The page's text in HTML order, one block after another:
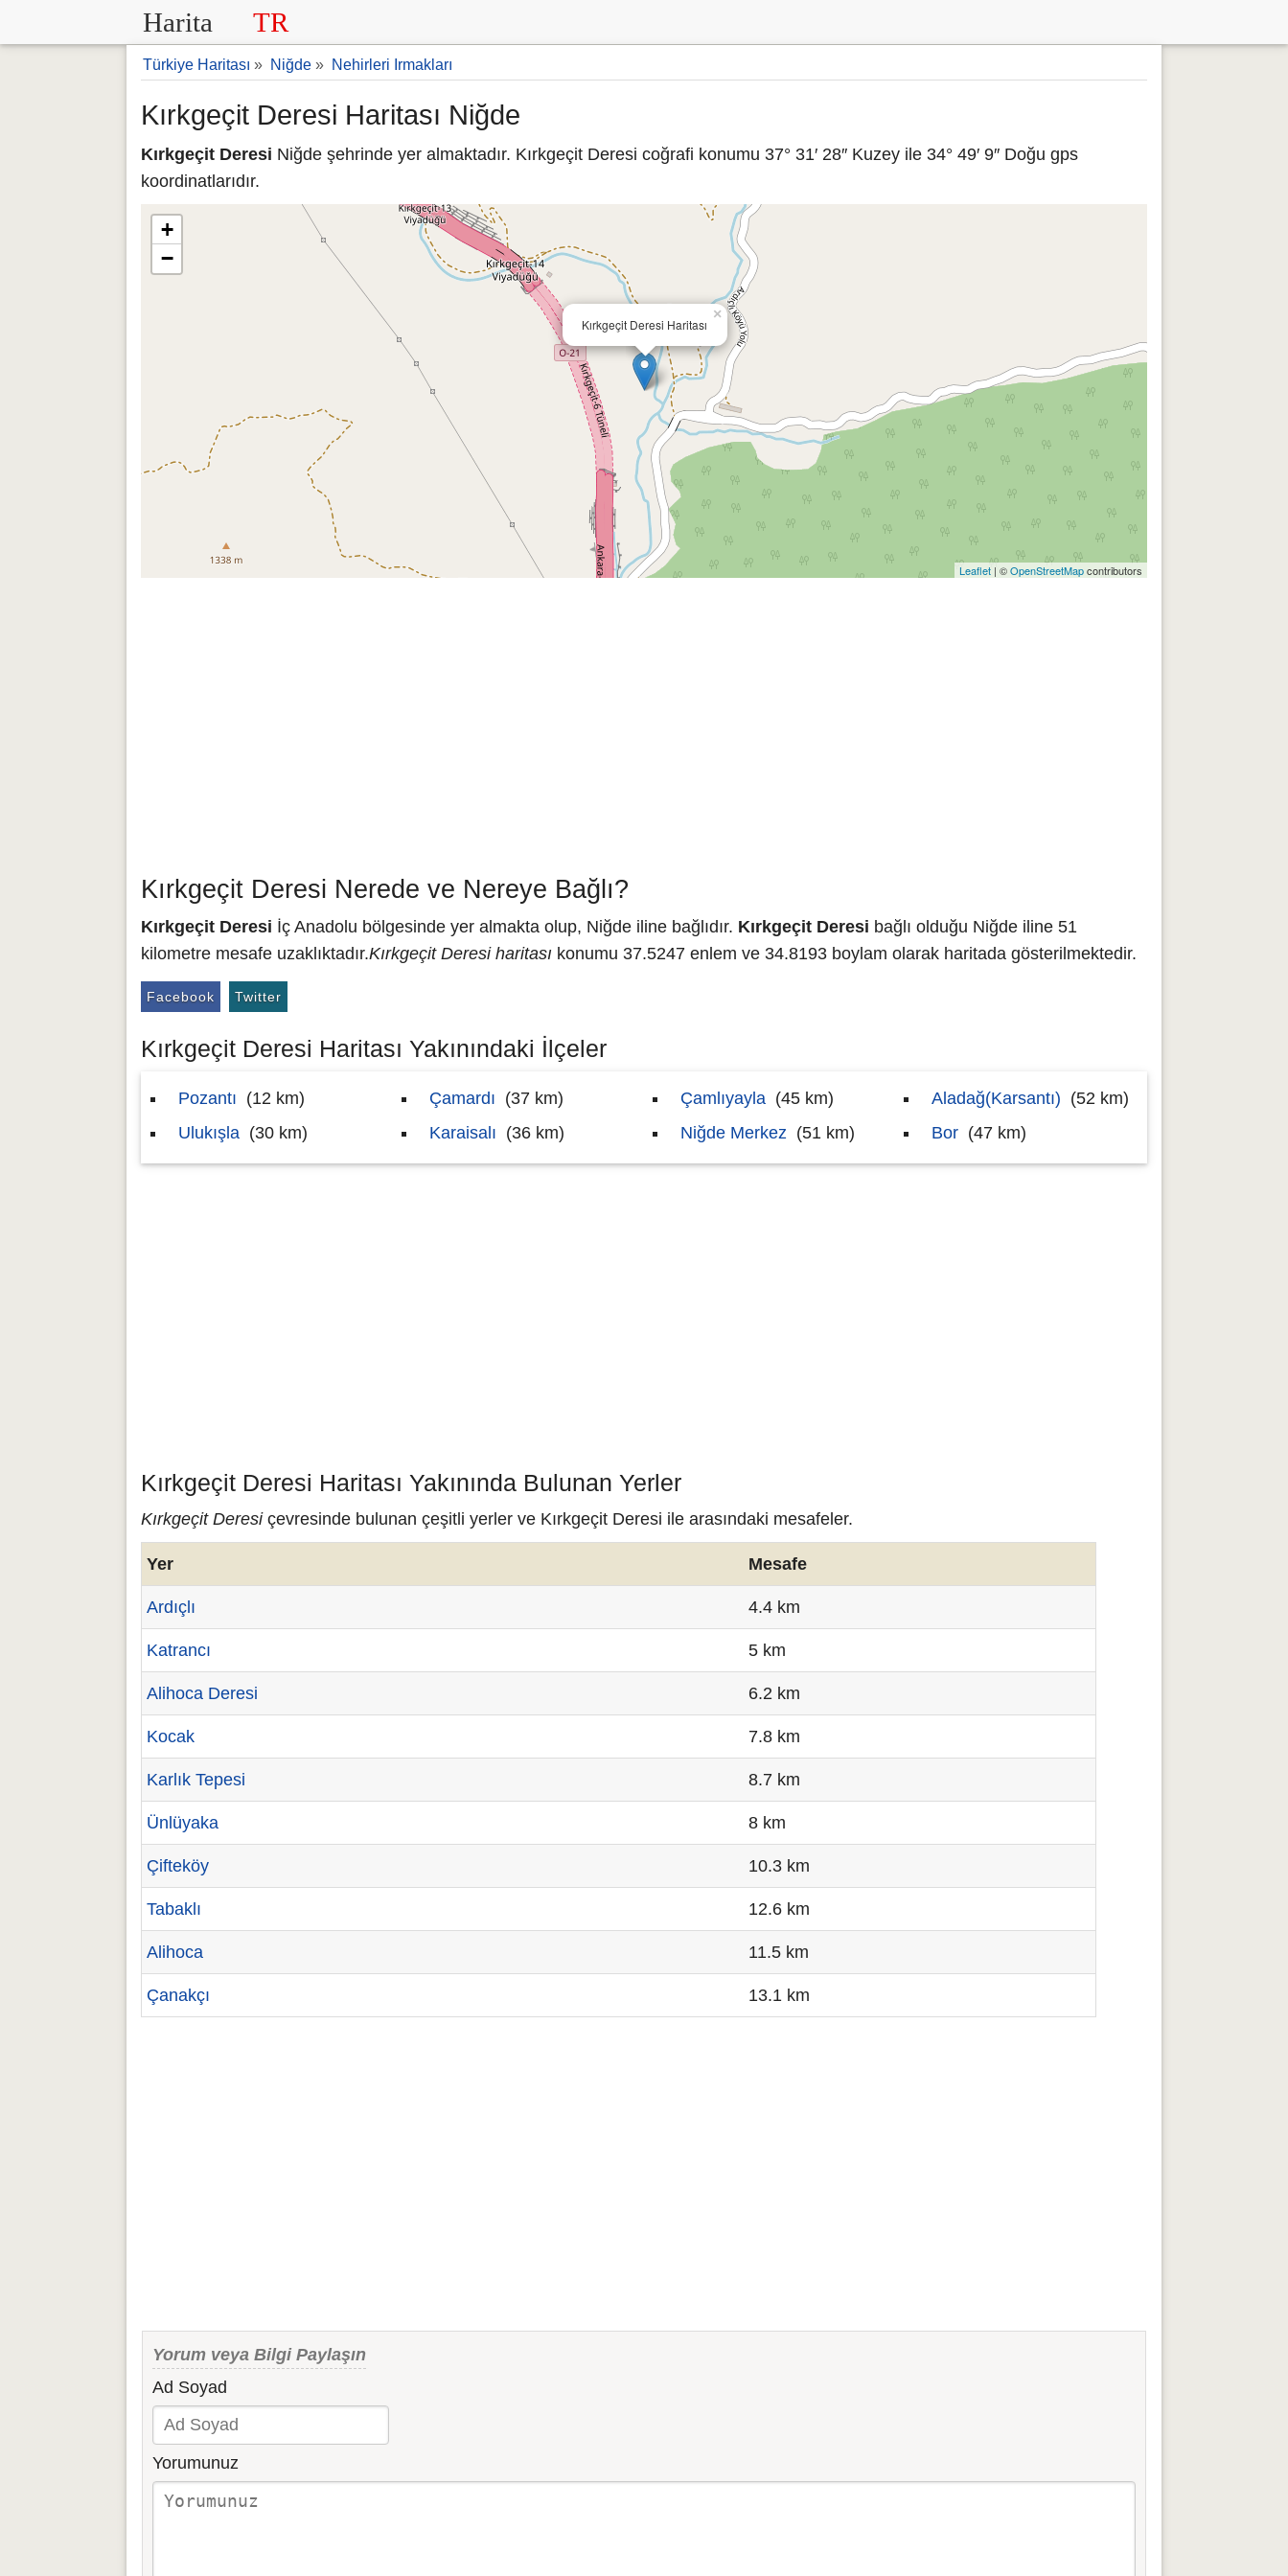
Harita TR
Türkiye Haritası » Niğde » Nehirleri Irmakları
Kırkgeçit Deresi Haritası Niğde
Kırkgeçit Deresi Niğde şehrinde yer almaktadır. Kırkgeçit Deresi coğrafi konumu 37° 31′ 28″ Kuzey ile 34° 49′ 9″ Doğu gps
koordinatlarıdır.
Kırkgeçit Deresi Haritası
×
+
−
Leaflet | ©OpenStreetMapcontributors
Kırkgeçit Deresi Nerede ve Nereye Bağlı?
Kırkgeçit Deresi İç Anadolu bölgesinde yer almakta olup, Niğde iline bağlıdır. Kırkgeçit Deresi bağlı olduğu Niğde iline 51
kilometre mesafe uzaklıktadır.Kırkgeçit Deresi haritası konumu 37.5247 enlem ve 34.8193 boylam olarak haritada gösterilmektedir.
Facebook Twitter
Kırkgeçit Deresi Haritası Yakınındaki İlçeler
Pozantı (12 km)
Ulukışla (30 km)
Çamardı (37 km)
Karaisalı (36 km)
Çamlıyayla (45 km)
Niğde Merkez (51 km)
Aladağ(Karsantı) (52 km)
Bor (47 km)
Kırkgeçit Deresi Haritası Yakınında Bulunan Yerler
Kırkgeçit Deresiçevresinde bulunan çeşitli yerler ve Kırkgeçit Deresi ile arasındaki mesafeler.
Yer Mesafe
Ardıçlı 4.4 km
Katrancı 5 km
Alihoca Deresi 6.2 km
Kocak 7.8 km
Karlık Tepesi 8.7 km
Ünlüyaka 8 km
Çifteköy 10.3 km
Tabaklı 12.6 km
Alihoca 11.5 km
Çanakçı 13.1 km
Yorum veya Bilgi Paylaşın
Ad Soyad
Yorumunuz